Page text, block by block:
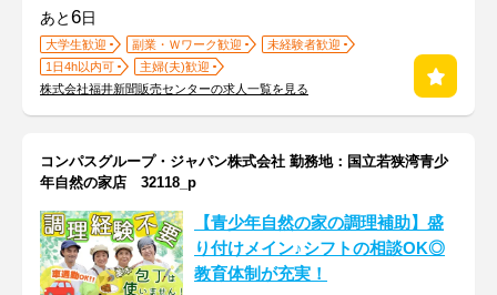
あと6日
大学生歓迎 副業・Ｗワーク歓迎
未経験者歓迎
1日4h以内可
主婦(夫)歓迎
株式会社福井新聞販売センターの求人一覧を見る
コンパスグループ・ジャパン株式会社 勤務地：国立若狭湾青少
年自然の家店 32118_p
【青少年自然の家の調理補助】盛
り付けメイン♪シフトの相談OK◎
教育体制が充実！